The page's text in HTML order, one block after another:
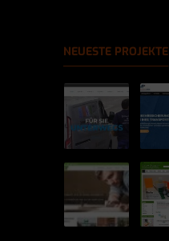
NEUESTE PROJEKTE